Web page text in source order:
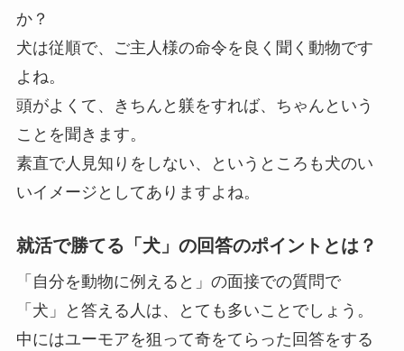
か？
犬は従順で、ご主人様の命令を良く聞く動物です
よね。
頭がよくて、きちんと躾をすれば、ちゃんという
ことを聞きます。
素直で人見知りをしない、というところも犬のい
いイメージとしてありますよね。
就活で勝てる「犬」の回答のポイントとは？
「自分を動物に例えると」の面接での質問で
「犬」と答える人は、とても多いことでしょう。
中にはユーモアを狙って奇をてらった回答をする